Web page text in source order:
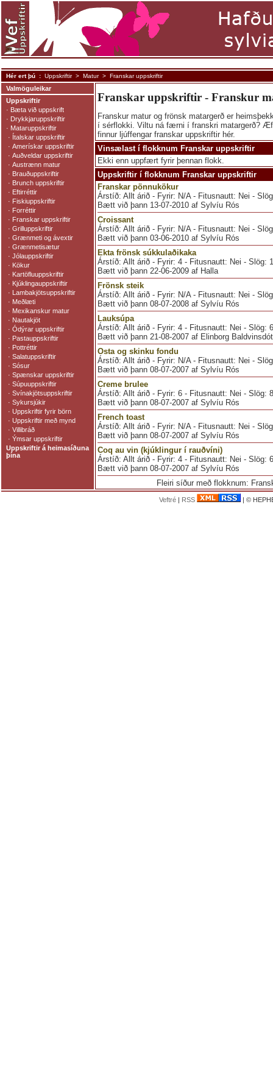
Franskar uppskriftir - Franskur
Franskur matur og frönsk matargerð er
í sérflokki. Viltu ná færni í franskri matargerð?
finnur ljúffengar franskar uppskriftir hér.
Vinsælast í flokknum Franskar uppskriftir
Ekki enn uppfært fyrir þennan flokk.
Uppskriftir í flokknum Franskar uppskriftir
Franskar pönnukökur
Árstíð: Allt árið - Fyrir: N/A - Fitusnautt: Nei -
Bætt við þann 13-07-2010 af Sylvíu Rós
Croissant
Árstíð: Allt árið - Fyrir: N/A - Fitusnautt: Nei -
Bætt við þann 03-06-2010 af Sylvíu Rós
Ekta frönsk súkkulaðikaka
Árstíð: Allt árið - Fyrir: 4 - Fitusnautt: Nei - Slög:
Bætt við þann 22-06-2009 af Halla
Frönsk steik
Árstíð: Allt árið - Fyrir: N/A - Fitusnautt: Nei -
Bætt við þann 08-07-2008 af Sylvíu Rós
Lauksúpa
Árstíð: Allt árið - Fyrir: 4 - Fitusnautt: Nei - Slög:
Bætt við þann 21-08-2007 af Elinborg
Osta og skinku fondu
Árstíð: Allt árið - Fyrir: N/A - Fitusnautt: Nei -
Bætt við þann 08-07-2007 af Sylvíu Rós
Creme brulee
Árstíð: Allt árið - Fyrir: 6 - Fitusnautt: Nei - Slög:
Bætt við þann 08-07-2007 af Sylvíu Rós
French toast
Árstíð: Allt árið - Fyrir: N/A - Fitusnautt: Nei -
Bætt við þann 08-07-2007 af Sylvíu Rós
Coq au vin (kjúklingur í rauðvíni)
Árstíð: Allt árið - Fyrir: 4 - Fitusnautt: Nei - Slög:
Bætt við þann 08-07-2007 af Sylvíu Rós
Fleiri síður með flokknum:
Valmöguleikar
Uppskriftir
· Bæta við uppskrift
· Drykkjaruppskriftir
· Mataruppskriftir
· Ítalskar uppskriftir
· Amerískar uppskriftir
· Auðveldar uppskriftir
· Austrænn matur
· Brauðuppskriftir
· Brunch uppskriftir
· Eftirréttir
· Fiskiuppskriftir
· Forréttir
· Franskar uppskriftir
· Grilluppskriftir
· Grænmeti og ávextir
· Grænmetisætur
· Jólauppskriftir
· Kökur
· Kartöfluuppskriftir
· Kjúklingauppskriftir
· Lambakjötsuppskriftir
· Meðlæti
· Mexikanskur matur
· Nautakjöt
· Ódýrar uppskriftir
· Pastauppskriftir
· Pottréttir
· Salatuppskriftir
· Sósur
· Spænskar uppskriftir
· Súpuuppskriftir
· Svínakjötsuppskriftir
· Sykursjúkir
· Uppskriftir fyrir börn
· Uppskriftir með mynd
· Villibráð
· Ýmsar uppskriftir
Uppskriftir á heimasíðuna
þína
Veftré| RSS | ©
Hér ert þú : Uppskriftir > Matur > Franskar uppskriftir